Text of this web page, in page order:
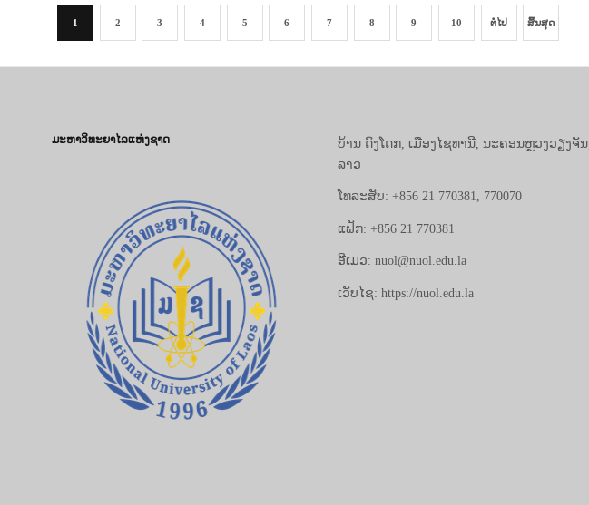
1 2 3 4 5 6 7 8 9 10 ຕໍ່ໄປ ສິ້ນສຸດ
ມະຫາວິທະຍາໄລແຫ່ງຊາດ
ບ້ານ ດົງໂດກ, ເມືອງໄຊທານີ, ນະຄອນຫຼວງວຽງຈັນ,
ລາວ
ໂທລະສັບ: +856 21 770381, 770070
ແຟັກ: +856 21 770381
ອີເມວ: nuol@nuol.edu.la
ເວັບໄຊ: https://nuol.edu.la